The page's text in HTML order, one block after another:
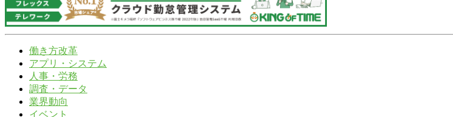
働き方改革
アプリ・システム
人事・労務
調査・データ
業界動向
イベント